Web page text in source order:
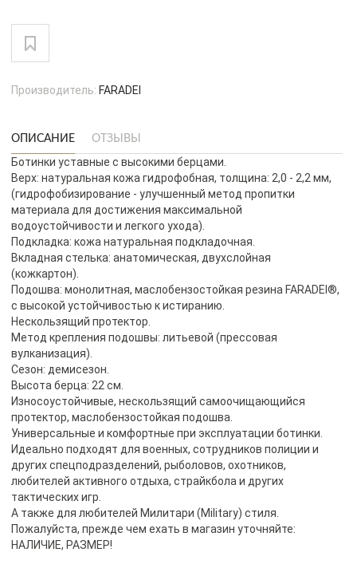
Производитель: FARADEI
ОПИСАНИЕ ОТЗЫВЫ
Ботинки уставные с высокими берцами.
Верх: натуральная кожа гидрофобная, толщина: 2,0 - 2,2 мм,
(гидрофобизирование - улучшенный метод пропитки
материала для достижения максимальной
водоустойчивости и легкого ухода).
Подкладка: кожа натуральная подкладочная.
Вкладная стелька: анатомическая, двухслойная
(кожкартон).
Подошва: монолитная, маслобензостойкая резина FARADEI®,
с высокой устойчивостью к истиранию.
Нескользящий протектор.
Метод крепления подошвы: литьевой (прессовая
вулканизация).
Сезон: демисезон.
Высота берца: 22 см.
Износоустойчивые, нескользящий самоочищающийся
протектор, маслобензостойкая подошва.
Универсальные и комфортные при эксплуатации ботинки.
Идеально подходят для военных, сотрудников полиции и
других спецподразделений, рыболовов, охотников,
любителей активного отдыха, страйкбола и других
тактических игр.
А также для любителей Милитари (Military) стиля.
Пожалуйста, прежде чем ехать в магазин уточняйте:
НАЛИЧИЕ, РАЗМЕР!